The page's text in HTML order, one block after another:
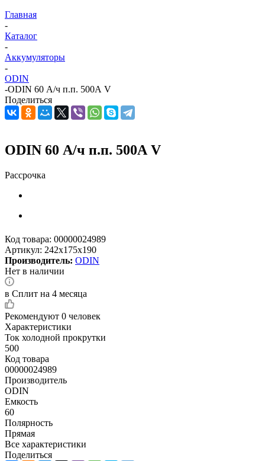
Главная
-
Каталог
-
Аккумуляторы
-
ODIN
-ODIN 60 А/ч п.п. 500А V
Поделиться
ODIN 60 А/ч п.п. 500А V
Рассрочка
Код товара: 00000024989
Артикул: 242x175x190
Производитель: ODIN
Нет в наличии
в Сплит на 4 месяца
Рекомендуют 0 человек
Характеристики
Ток холодной прокрутки
500
Код товара
00000024989
Производитель
ODIN
Емкость
60
Полярность
Прямая
Все характеристики
Поделиться